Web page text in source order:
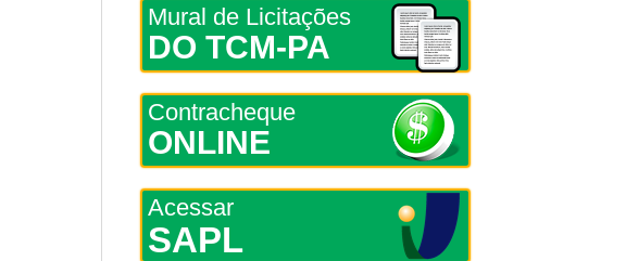
Mural de Licitações
DO TCM-PA
Contracheque
ONLINE
Acessar
SAPL